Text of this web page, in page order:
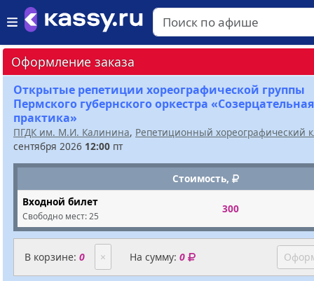
Оформление заказа
Открытые репетиции хореографической группы
Пермского губернского оркестра «Созерцательная
практика»
ПГДК им. М.И. Калинина, Репетиционный хореографический
сентября 2026 12:00 пт
Стоимость,
Входной билет
Свободно мест: 25
300
В корзине: 0 × На сумму:0